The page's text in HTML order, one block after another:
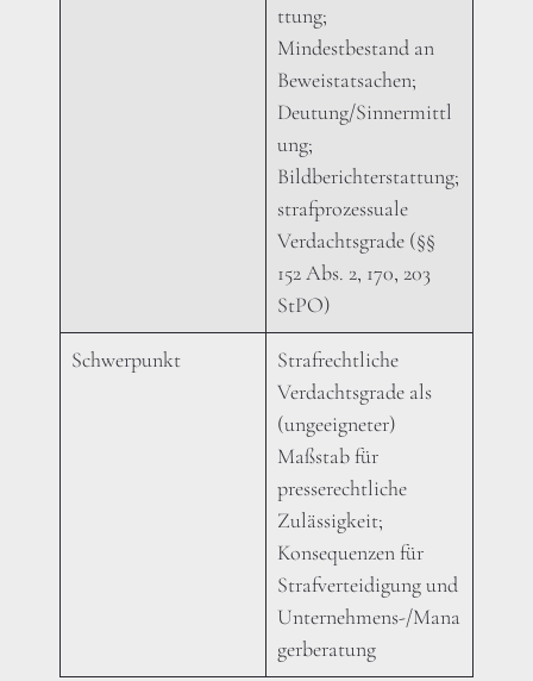
ttung;
Mindestbestand an
Beweistatsachen;
Deutung/Sinnermittl
ung;
Bildberichterstattung;
strafprozessuale
Verdachtsgrade (§§
152 Abs. 2, 170, 203
StPO)
Schwerpunkt
Strafrechtliche
Verdachtsgrade als
(ungeeigneter)
Maßstab für
presserechtliche
Zulässigkeit;
Konsequenzen für
Strafverteidigung und
Unternehmens-/Mana
gerberatung